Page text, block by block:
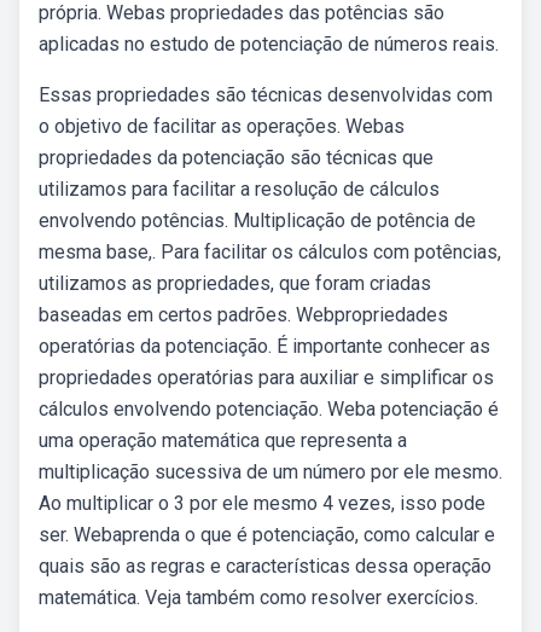
própria. Webas propriedades das potências são
aplicadas no estudo de potenciação de números reais.
Essas propriedades são técnicas desenvolvidas com
o objetivo de facilitar as operações. Webas
propriedades da potenciação são técnicas que
utilizamos para facilitar a resolução de cálculos
envolvendo potências. Multiplicação de potência de
mesma base,. Para facilitar os cálculos com potências,
utilizamos as propriedades, que foram criadas
baseadas em certos padrões. Webpropriedades
operatórias da potenciação. É importante conhecer as
propriedades operatórias para auxiliar e simplificar os
cálculos envolvendo potenciação. Weba potenciação é
uma operação matemática que representa a
multiplicação sucessiva de um número por ele mesmo.
Ao multiplicar o 3 por ele mesmo 4 vezes, isso pode
ser. Webaprenda o que é potenciação, como calcular e
quais são as regras e características dessa operação
matemática. Veja também como resolver exercícios.